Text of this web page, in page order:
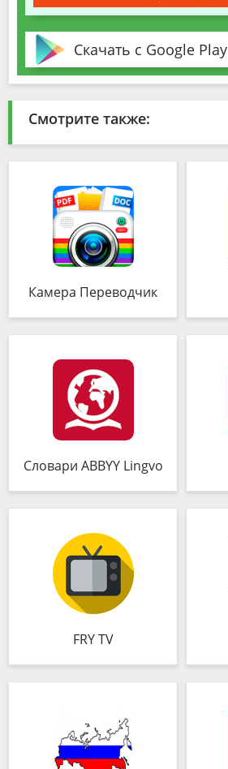
Скачать с Google Play
Смотрите также:
Камера Переводчик
Словари ABBYY Lingvo
FRY TV